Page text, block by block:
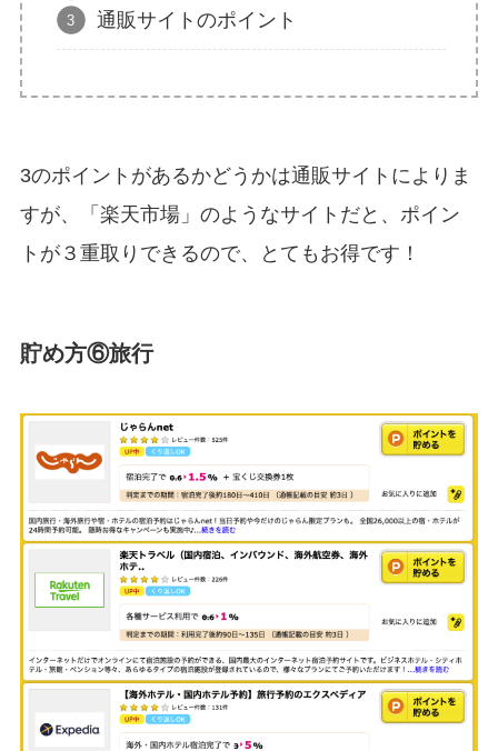
通販サイトのポイント
3のポイントがあるかどうかは通販サイトによりま
すが、「楽天市場」のようなサイトだと、ポイン
トが３重取りできるので、とてもお得です！
貯め方⑥旅行